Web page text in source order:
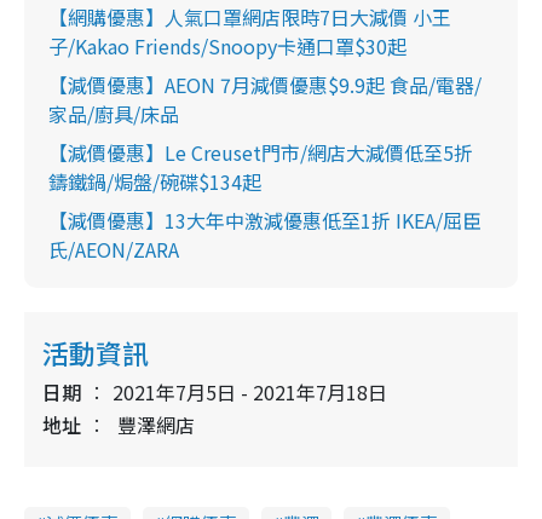
【網購優惠】人氣口罩網店限時7日大減價 小王
子/Kakao Friends/Snoopy卡通口罩$30起
【減價優惠】AEON 7月減價優惠$9.9起 食品/電器/
家品/廚具/床品
【減價優惠】Le Creuset門市/網店大減價低至5折
鑄鐵鍋/焗盤/碗碟$134起
【減價優惠】13大年中激減優惠低至1折 IKEA/屈臣
氏/AEON/ZARA
活動資訊
日期
2021年7月5日 - 2021年7月18日
地址
豐澤網店